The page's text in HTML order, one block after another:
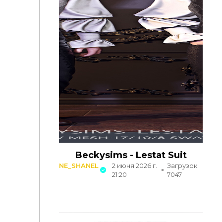
Beckysims - Lestat Suit
NE_SHANEL
2 июня 2026 г.
21:20
Загрузок:
7047